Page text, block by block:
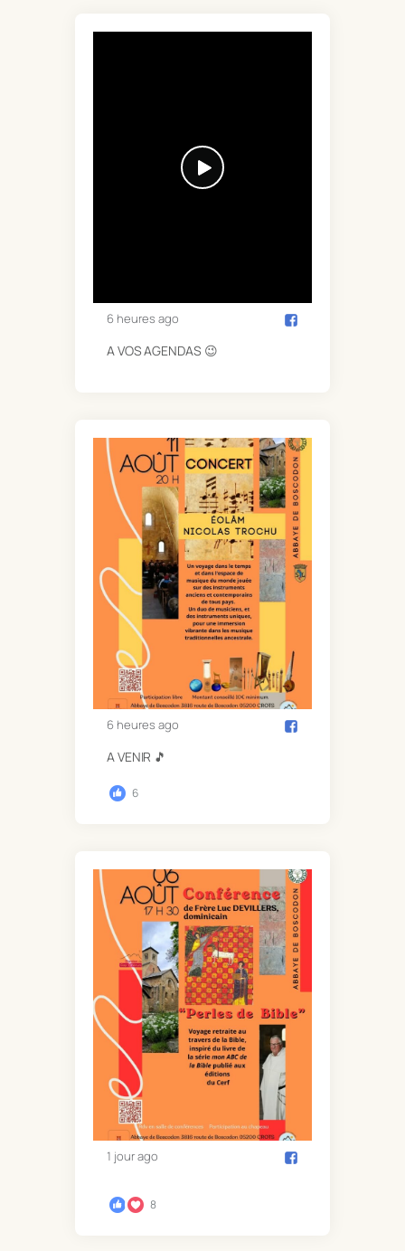
6 heures ago
A VOS AGENDAS 😉
6 heures ago
A VENIR 🎵
6
1 jour ago
8